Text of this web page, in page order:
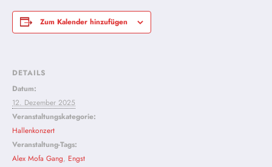
Zum Kalender hinzufügen
DETAILS
Datum:
12. Dezember 2025
Veranstaltungskategorie:
Hallenkonzert
Veranstaltung-Tags:
Alex Mofa Gang, Engst